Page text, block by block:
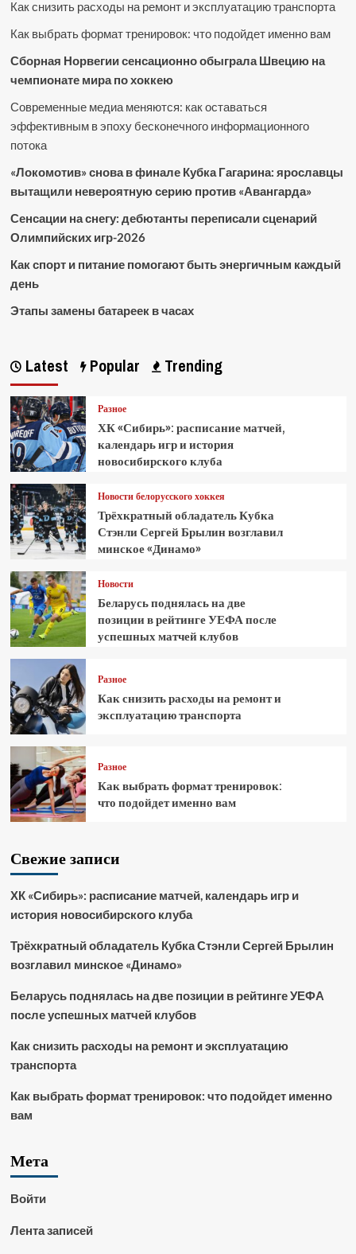
Как снизить расходы на ремонт и эксплуатацию транспорта
Как выбрать формат тренировок: что подойдет именно вам
Сборная Норвегии сенсационно обыграла Швецию на
чемпионате мира по хоккею
Современные медиа меняются: как оставаться
эффективным в эпоху бесконечного информационного
потока
«Локомотив» снова в финале Кубка Гагарина: ярославцы
вытащили невероятную серию против «Авангарда»
Сенсации на снегу: дебютанты переписали сценарий
Олимпийских игр-2026
Как спорт и питание помогают быть энергичным каждый
день
Этапы замены батареек в часах
Latest Popular Trending
Разное
ХК «Сибирь»: расписание матчей,
календарь игр и история
новосибирского клуба
Новости белорусского хоккея
Трёхкратный обладатель Кубка
Стэнли Сергей Брылин возглавил
минское «Динамо»
Новости
Беларусь поднялась на две
позиции в рейтинге УЕФА после
успешных матчей клубов
Разное
Как снизить расходы на ремонт и
эксплуатацию транспорта
Разное
Как выбрать формат тренировок:
что подойдет именно вам
Свежие записи
ХК «Сибирь»: расписание матчей, календарь игр и
история новосибирского клуба
Трёхкратный обладатель Кубка Стэнли Сергей Брылин
возглавил минское «Динамо»
Беларусь поднялась на две позиции в рейтинге УЕФА
после успешных матчей клубов
Как снизить расходы на ремонт и эксплуатацию
транспорта
Как выбрать формат тренировок: что подойдет именно
вам
Мета
Войти
Лента записей